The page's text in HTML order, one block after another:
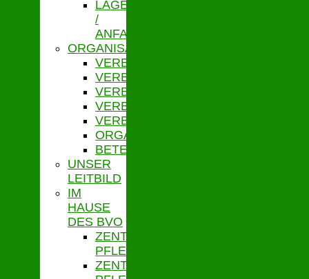
LAGE
/
ANFAHRT
ORGANISATION
VERBANDSVORSITZ
VERBANDSGESCHÄFTSFÜHRUNG
VERBANDSVERSAMMLUNG
VERBANDSAUSSCHUSS
VERBANDSORDNUNG
ORGANIGRAMM
BETEILIGUNGEN
UNSER
LEITBILD
IM
HAUSE
DES BVO
ZENTRALE
PFLEGESATZSTELLE
ZENTRALE